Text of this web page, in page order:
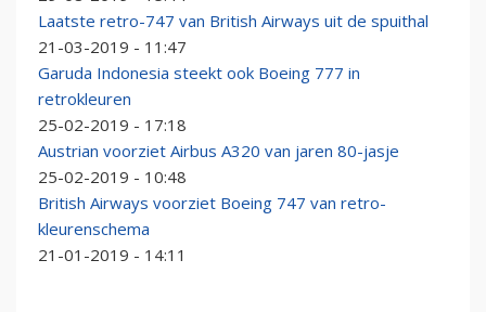
Laatste retro-747 van British Airways uit de spuithal
21-03-2019 - 11:47
Garuda Indonesia steekt ook Boeing 777 in
retrokleuren
25-02-2019 - 17:18
Austrian voorziet Airbus A320 van jaren 80-jasje
25-02-2019 - 10:48
British Airways voorziet Boeing 747 van retro-
kleurenschema
21-01-2019 - 14:11